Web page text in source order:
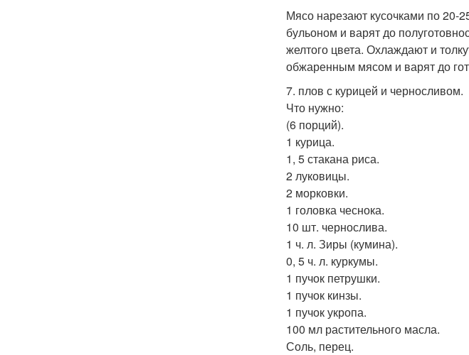
Мясо нарезают кусочками по 20-
бульоном и варят до
желтого цвета. Охлаждают и
обжаренным мясом и варят до
7. плов с курицей и черносливом.
Что нужно:
(6 порций).
1 курица.
1, 5 стакана риса.
2 луковицы.
2 морковки.
1 головка чеснока.
10 шт. чернослива.
1 ч. л. Зиры (кумина).
0, 5 ч. л. куркумы.
1 пучок петрушки.
1 пучок кинзы.
1 пучок укропа.
100 мл растительного масла.
Соль, перец.